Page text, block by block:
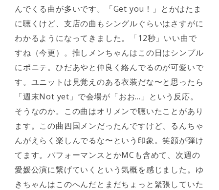
んでくる曲が多いです。「Get you！」とかはたま
に聴くけど、支店の曲もシングルぐらいはさすがに
わかるようになってきました。「12秒」いい曲で
すね（今更）。推しメンちゃんはこの日はシンプル
にポニテ。ひだあやと仲良く絡んでるのが可愛いで
す。ユニットは見覚えのある衣装だな〜と思ったら
「週末Not yet」で会場が「おお…」という反応。
そうなのか。この曲はオリメンで聴いたことがあり
ます。この曲四国メンだったんですけど、るんちゃ
んがえらく楽しんでるな〜という印象。笑顔が弾け
てます。パフォーマンスとかMCも含めて、次週の
愛媛公演に繋げていくという気概を感じました。ゆ
きちゃんはこのへんだとまだちょっと緊張していた